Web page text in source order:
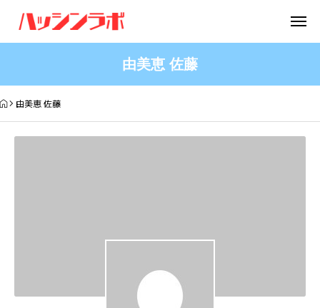
由美恵 佐藤
由美恵 佐藤